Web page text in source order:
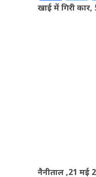
खाई में गिरी
नैनीताल ,21 मई